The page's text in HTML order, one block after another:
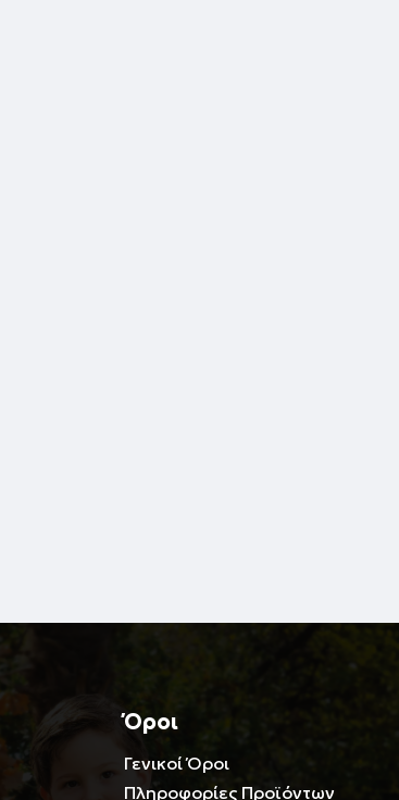
Όροι
Γενικοί Όροι
Πληροφορίες Προϊόντων